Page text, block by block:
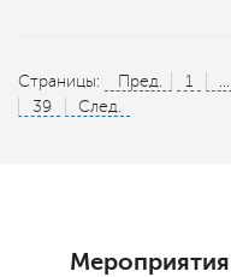
Страницы: Пред. 1 ...
39
След.
Мероприятия